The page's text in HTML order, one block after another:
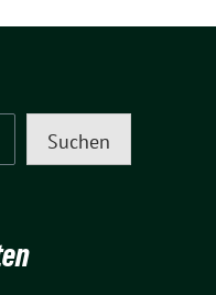
Suchen